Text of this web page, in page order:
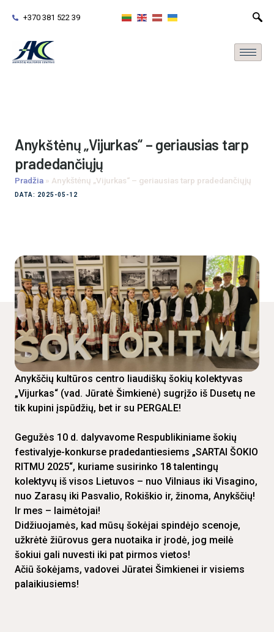
+370 381 522 39
Anykštėnų „Vijurkas“ – geriausias tarp
pradedančiųjų
Pradžia » Anykštėnų „Vijurkas“ – geriausias tarp pradedančiųjų
DATA: 2025-05-12
Anykščių kultūros centro liaudiškų šokių kolektyvas
„Vijurkas“ (vad. Jūratė Šimkienė) sugrįžo iš Dusetų ne
tik kupini įspūdžių, bet ir su PERGALE!
Gegužės 10 d. dalyvavome Respublikiniame šokių
festivalyje-konkurse pradedantiesiems „SARTAI ŠOKIO
RITMU 2025“, kuriame susirinko 18 talentingų
kolektyvų iš visos Lietuvos – nuo Vilniaus iki Visagino,
nuo Zarasų iki Pasvalio, Rokiškio ir, žinoma, Anykščių!
Ir mes – laimėtojai!
Didžiuojamės, kad mūsų šokėjai spindėjo scenoje,
užkrėtė žiūrovus gera nuotaika ir įrodė, jog meilė
šokiui gali nuvesti iki pat pirmos vietos!
Ačiū šokėjams, vadovei Jūratei Šimkienei ir visiems
palaikiusiems!